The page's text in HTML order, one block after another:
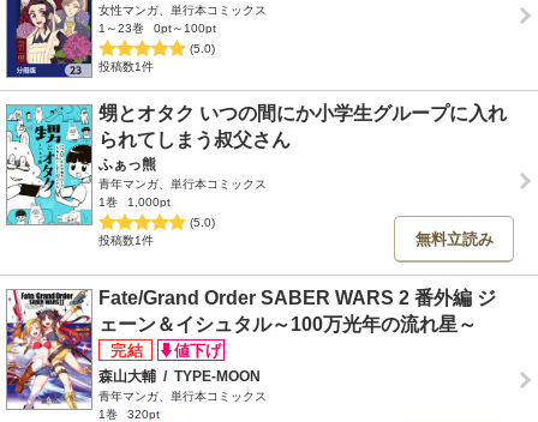
女性マンガ、単行本コミックス
1～23巻
0pt～100pt
(5.0)
投稿数1件
甥とオタク いつの間にか小学生グループに入れ
られてしまう叔父さん
ふぁっ熊
青年マンガ、単行本コミックス
1巻
1,000pt
(5.0)
投稿数1件
無料立読み
Fate/Grand Order SABER WARS 2 番外編 ジ
ェーン＆イシュタル～100万光年の流れ星～
森山大輔 / TYPE-MOON
青年マンガ、単行本コミックス
1巻
320pt